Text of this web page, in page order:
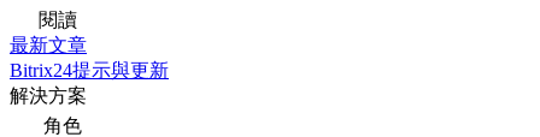
閱讀
最新文章
Bitrix24提示與更新
解決方案
角色